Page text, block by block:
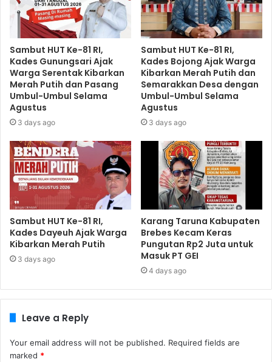
Sambut HUT Ke-81 RI,
Kades Gunungsari Ajak
Warga Serentak Kibarkan
Merah Putih dan Pasang
Umbul-Umbul Selama
Agustus
3 days ago
Sambut HUT Ke-81 RI,
Kades Bojong Ajak Warga
Kibarkan Merah Putih dan
Semarakkan Desa dengan
Umbul-Umbul Selama
Agustus
3 days ago
Sambut HUT Ke-81 RI,
Kades Dayeuh Ajak Warga
Kibarkan Merah Putih
3 days ago
​Karang Taruna Kabupaten
Brebes Kecam Keras
Pungutan Rp2 Juta untuk
Masuk PT GEI
4 days ago
Leave a Reply
Your email address will not be published. Required fields are
marked *